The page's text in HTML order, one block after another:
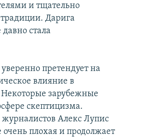
и тщательно
Дарига
стала
претендует на
влияние в
Некоторые зарубежные
скептицизма.
Алекс Лупис
очень плохая и продолжает